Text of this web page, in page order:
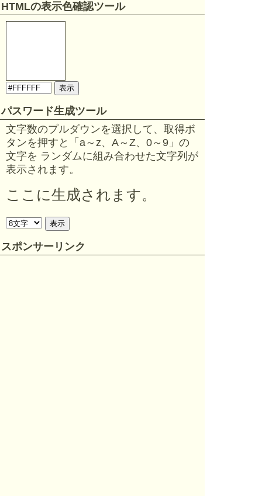
HTMLの表示色確認ツール
パスワード生成ツール
文字数のプルダウンを選択して、取得ボ
タンを押すと「a～z、A～Z、0～9」の
文字を ランダムに組み合わせた文字列が
表示されます。
ここに生成されます。
スポンサーリンク